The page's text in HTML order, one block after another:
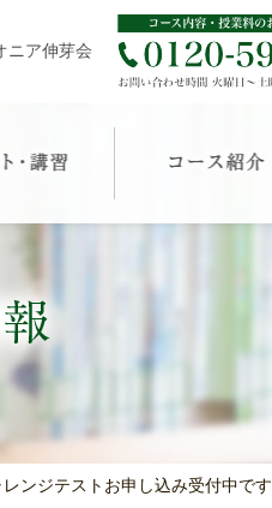
ニア伸芽会
ンジテストお申し込み受付中です